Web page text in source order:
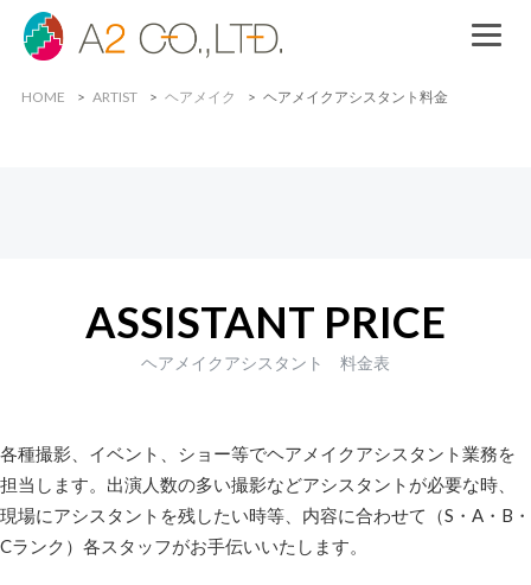
HOME ARTIST ヘアメイク ヘアメイクアシスタント料金
ASSISTANT PRICE
ヘアメイクアシスタント 料金表
各種撮影、イベント、ショー等でヘアメイクアシスタント業務を
担当します。出演人数の多い撮影などアシスタントが必要な時、
現場にアシスタントを残したい時等、内容に合わせて（S・A・B・
Cランク）各スタッフがお手伝いいたします。